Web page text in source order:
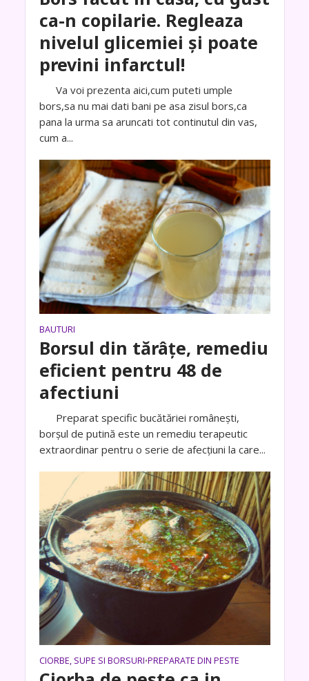
ca-n copilarie. Regleaza
nivelul glicemiei și poate
previni infarctul!
Va voi prezenta aici,cum puteti umple
bors,sa nu mai dati bani pe asa zisul bors,ca
pana la urma sa aruncati tot continutul din vas,
cum a...
BAUTURI
Borsul din tărâţe, remediu
eficient pentru 48 de
afectiuni
Preparat specific bucătăriei româneşti,
borşul de putină este un remediu terapeutic
extraordinar pentru o serie de afecţiuni la care...
CIORBE, SUPE SI BORSURI•PREPARATE DIN PESTE